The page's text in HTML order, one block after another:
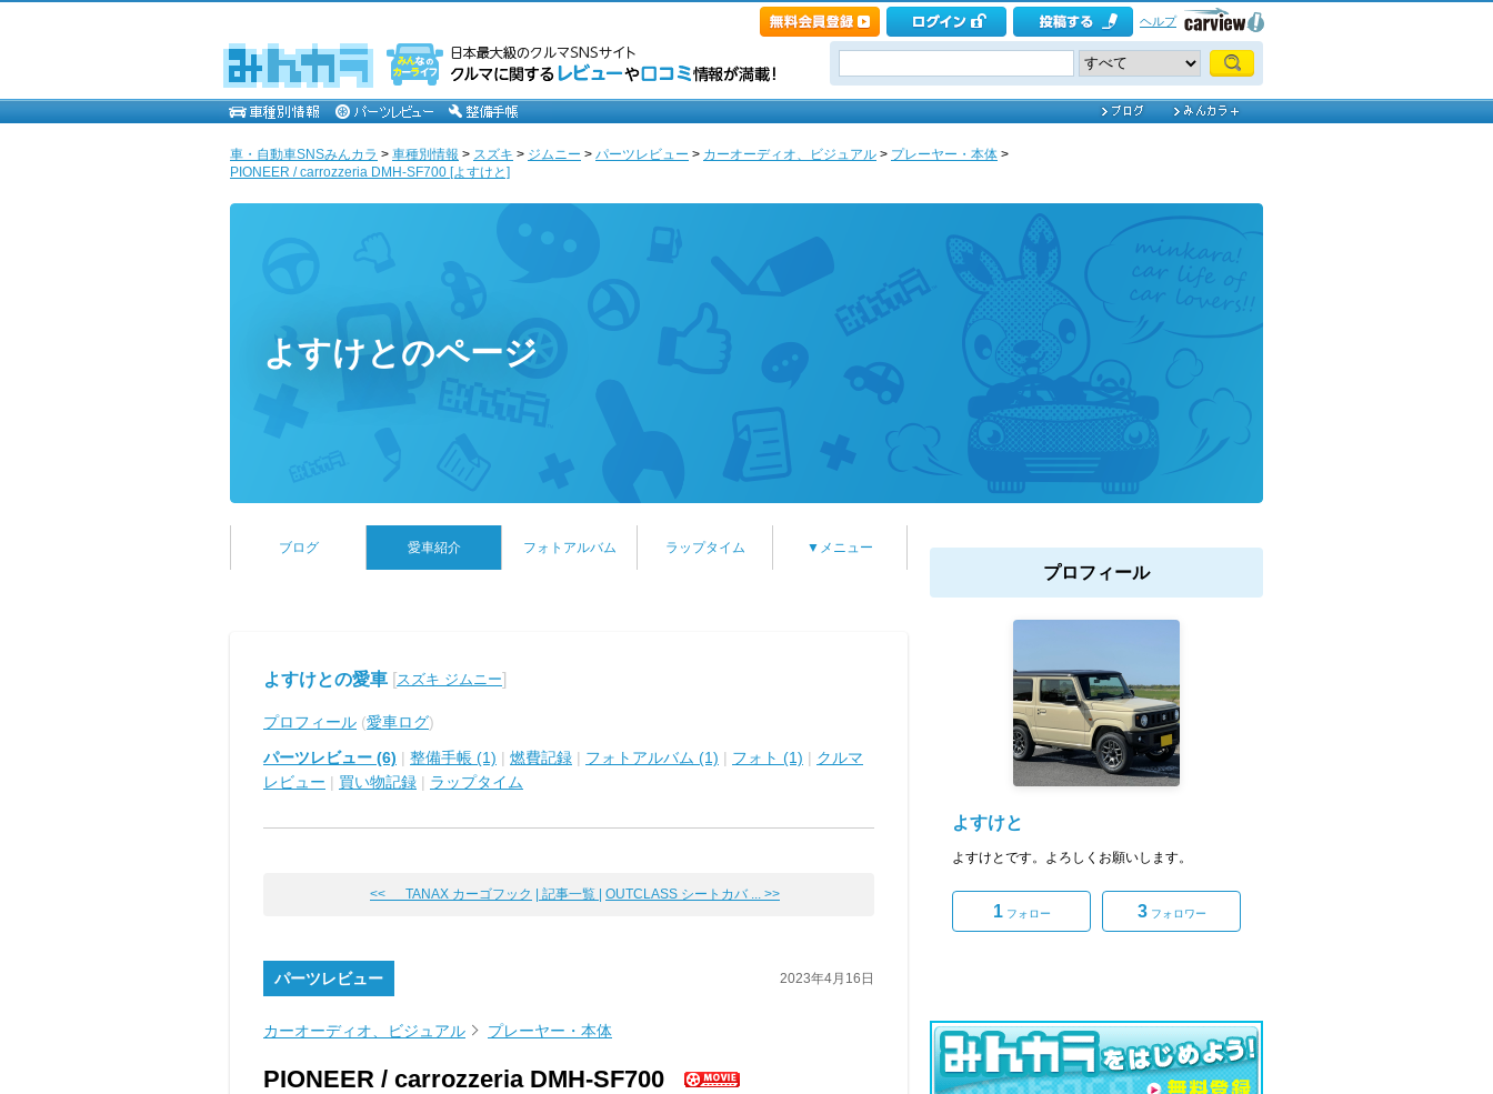
ヘルプ
車・自動車SNSみんカラ > 車種別情報 > スズキ > ジムニー > パーツレビュー > カーオーディオ、ビジュアル > プレーヤー・本体 >
PIONEER / carrozzeria DMH-SF700 [よすけと]
よすけとのページ
ブログ 愛車紹介 フォトアルバム ラップタイム ▼メニュー
よすけとの愛車 [スズキ ジムニー]
プロフィール (愛車ログ)
パーツレビュー (6) | 整備手帳 (1) | 燃費記録 | フォトアルバム (1) | フォト (1) | クルマ
レビュー | 買い物記録 | ラップタイム
<< TANAX カーゴフック | 記事一覧 | OUTCLASS シートカバ ... >>
パーツレビュー 2023年4月16日
カーオーディオ、ビジュアル プレーヤー・本体
PIONEER / carrozzeria DMH-SF700
プロフィール
よすけと
よすけとです。よろしくお願いします。
1フォロー 3フォロワー